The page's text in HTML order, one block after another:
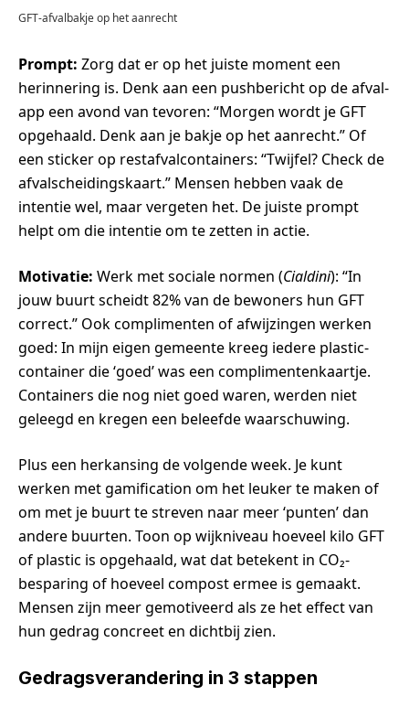
GFT-afvalbakje op het aanrecht
Prompt: Zorg dat er op het juiste moment een
herinnering is. Denk aan een pushbericht op de afval-
app een avond van tevoren: “Morgen wordt je GFT
opgehaald. Denk aan je bakje op het aanrecht.” Of
een sticker op restafvalcontainers: “Twijfel? Check de
afvalscheidingskaart.” Mensen hebben vaak de
intentie wel, maar vergeten het. De juiste prompt
helpt om die intentie om te zetten in actie.
Motivatie: Werk met sociale normen (Cialdini): “In
jouw buurt scheidt 82% van de bewoners hun GFT
correct.” Ook complimenten of afwijzingen werken
goed: In mijn eigen gemeente kreeg iedere plastic-
container die ‘goed’ was een complimentenkaartje.
Containers die nog niet goed waren, werden niet
geleegd en kregen een beleefde waarschuwing.
Plus een herkansing de volgende week. Je kunt
werken met gamification om het leuker te maken of
om met je buurt te streven naar meer ‘punten’ dan
andere buurten. Toon op wijkniveau hoeveel kilo GFT
of plastic is opgehaald, wat dat betekent in CO₂-
besparing of hoeveel compost ermee is gemaakt.
Mensen zijn meer gemotiveerd als ze het effect van
hun gedrag concreet en dichtbij zien.
Gedragsverandering in 3 stappen